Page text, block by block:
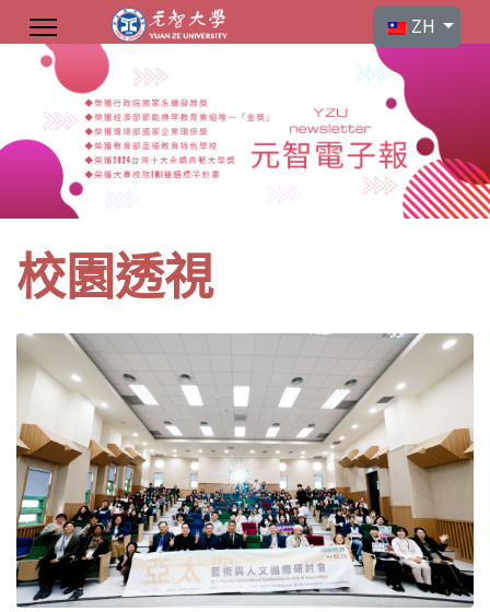
選擇你的語言
ZH
校園透視